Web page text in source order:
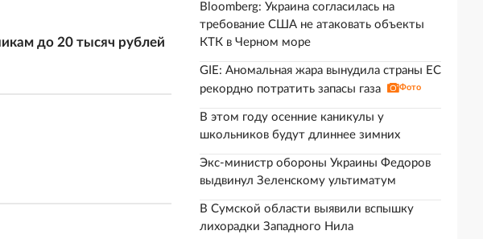
до 20 тысяч рублей
Bloomberg: Украина согласилась на
требование США не атаковать объекты
КТК в Черном море
GIE: Аномальная жара вынудила страны ЕС
рекордно потратить запасы газа
Фото
В этом году осенние каникулы у
школьников будут длиннее зимних
Экс-министр обороны Украины Федоров
выдвинул Зеленскому ультиматум
В Сумской области выявили вспышку
лихорадки Западного Нила